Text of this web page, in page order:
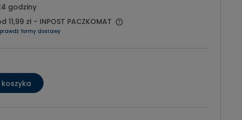
godziny
11,99 zł - INPOST PACZKOMAT
formy dostawy
koszyka